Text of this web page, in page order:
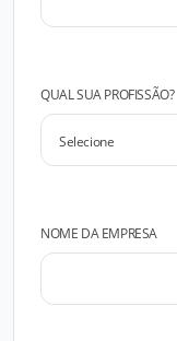
QUAL SUA PROFISSÃO?
NOME DA EMPRESA